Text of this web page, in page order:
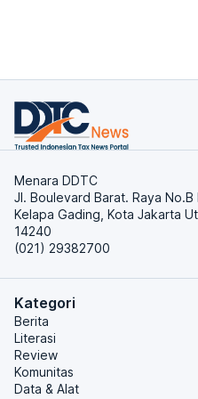
Menara DDTC
Jl. Boulevard Barat. Raya No.B
Kelapa Gading, Kota Jakarta
14240
(021) 29382700
Kategori
Berita
Literasi
Review
Komunitas
Data & Alat